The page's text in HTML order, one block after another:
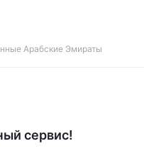
Арабские Эмираты
сервис!